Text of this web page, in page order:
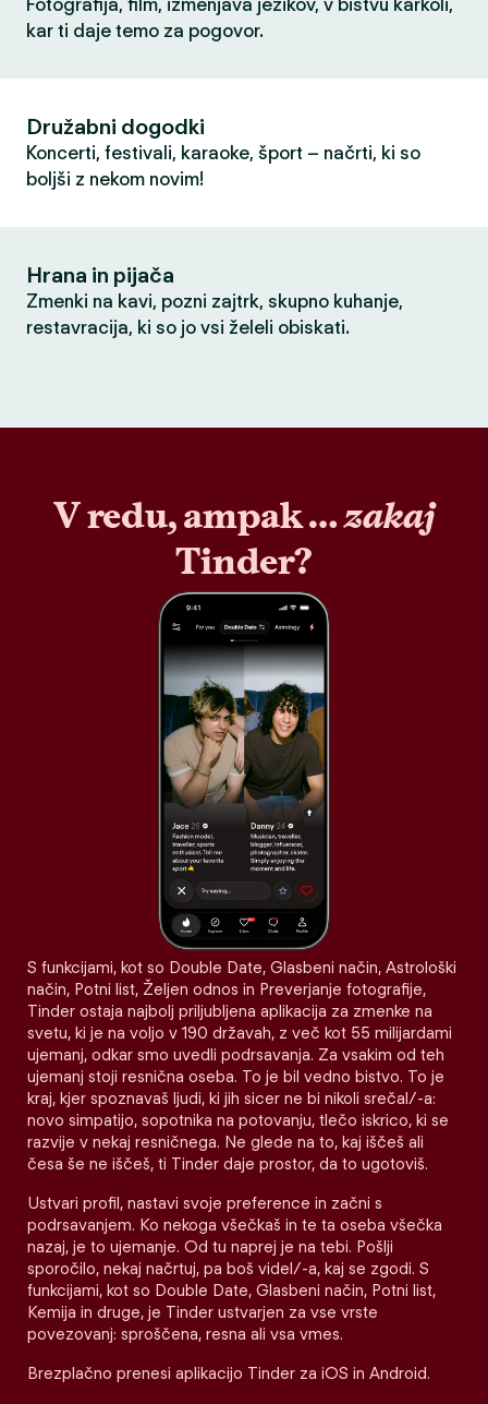
Fotografija, film, izmenjava jezikov, v bistvu karkoli,
kar ti daje temo za pogovor.
Družabni dogodki
Koncerti, festivali, karaoke, šport – načrti, ki so
boljši z nekom novim!
Hrana in pijača
Zmenki na kavi, pozni zajtrk, skupno kuhanje,
restavracija, ki so jo vsi želeli obiskati.
V redu, ampak …zakaj
Tinder?
S funkcijami, kot so Double Date, Glasbeni način, Astrološki
način, Potni list, Željen odnos in Preverjanje fotografije,
Tinder ostaja najbolj priljubljena aplikacija za zmenke na
svetu, ki je na voljo v 190 državah, z več kot 55 milijardami
ujemanj, odkar smo uvedli podrsavanja. Za vsakim od teh
ujemanj stoji resnična oseba. To je bil vedno bistvo. To je
kraj, kjer spoznavaš ljudi, ki jih sicer ne bi nikoli srečal/-a:
novo simpatijo, sopotnika na potovanju, tlečo iskrico, ki se
razvije v nekaj resničnega. Ne glede na to, kaj iščeš ali
česa še ne iščeš, ti Tinder daje prostor, da to ugotoviš.
Ustvari profil, nastavi svoje preference in začni s
podrsavanjem. Ko nekoga všečkaš in te ta oseba všečka
nazaj, je to ujemanje. Od tu naprej je na tebi. Pošlji
sporočilo, nekaj načrtuj, pa boš videl/-a, kaj se zgodi. S
funkcijami, kot so Double Date, Glasbeni način, Potni list,
Kemija in druge, je Tinder ustvarjen za vse vrste
povezovanj: sproščena, resna ali vsa vmes.
Brezplačno prenesi aplikacijo Tinder za iOS in Android.